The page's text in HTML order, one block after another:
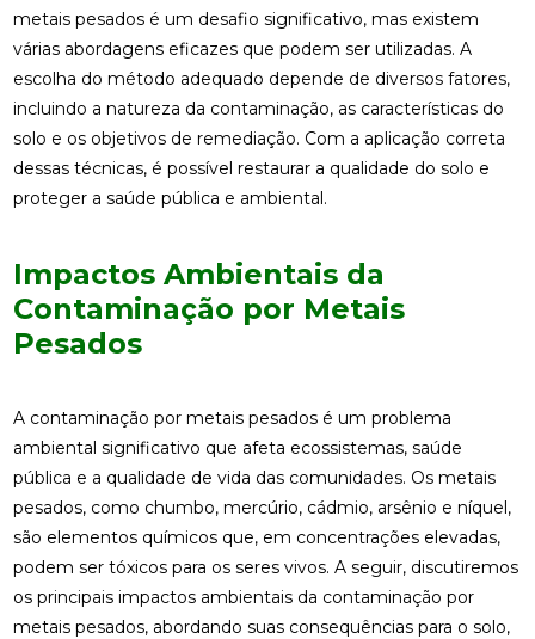
metais pesados é um desafio significativo, mas existem
várias abordagens eficazes que podem ser utilizadas. A
escolha do método adequado depende de diversos fatores,
incluindo a natureza da contaminação, as características do
solo e os objetivos de remediação. Com a aplicação correta
dessas técnicas, é possível restaurar a qualidade do solo e
proteger a saúde pública e ambiental.
Impactos Ambientais da
Contaminação por Metais
Pesados
A contaminação por metais pesados é um problema
ambiental significativo que afeta ecossistemas, saúde
pública e a qualidade de vida das comunidades. Os metais
pesados, como chumbo, mercúrio, cádmio, arsênio e níquel,
são elementos químicos que, em concentrações elevadas,
podem ser tóxicos para os seres vivos. A seguir, discutiremos
os principais impactos ambientais da contaminação por
metais pesados, abordando suas consequências para o solo,